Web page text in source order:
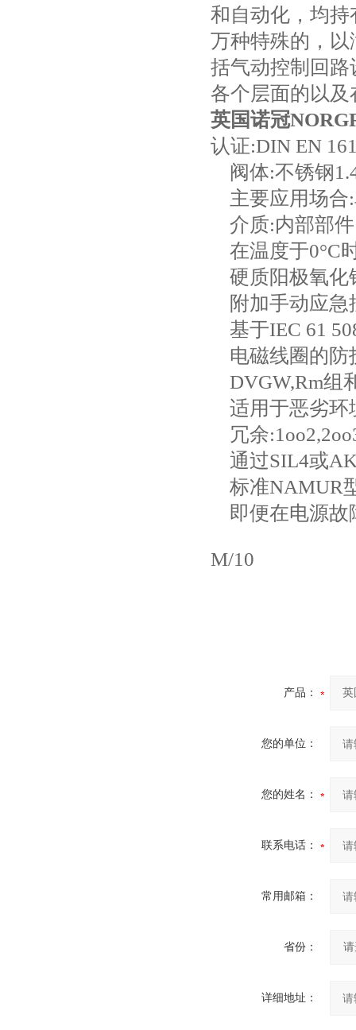
和自动化，均持
万种特殊的，
括气动控制回
各个层面的以
英国诺冠
认证:DIN EN
阀体:不锈钢
主要应用场合
介质:内部部
在温度于0°C
硬质阳极氧化
附加手动应急
基于IEC 61
电磁线圈的防
DVGW,Rm组
适用于恶劣环
冗余
通过SIL4或
标准NAMUR
即便在电源故
M/10
产品：
您的单位：
您的姓名：
联系电话：
常用邮箱：
省份：
详细地址：